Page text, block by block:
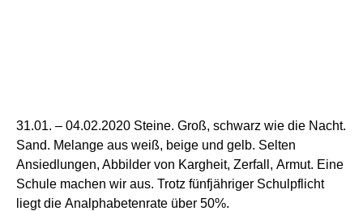
31.01. – 04.02.2020 Steine. Groß, schwarz wie die Nacht.
Sand. Melange aus weiß, beige und gelb. Selten
Ansiedlungen, Abbilder von Kargheit, Zerfall, Armut. Eine
Schule machen wir aus. Trotz fünfjähriger Schulpflicht
liegtdie Analphabetenrate über 50%.